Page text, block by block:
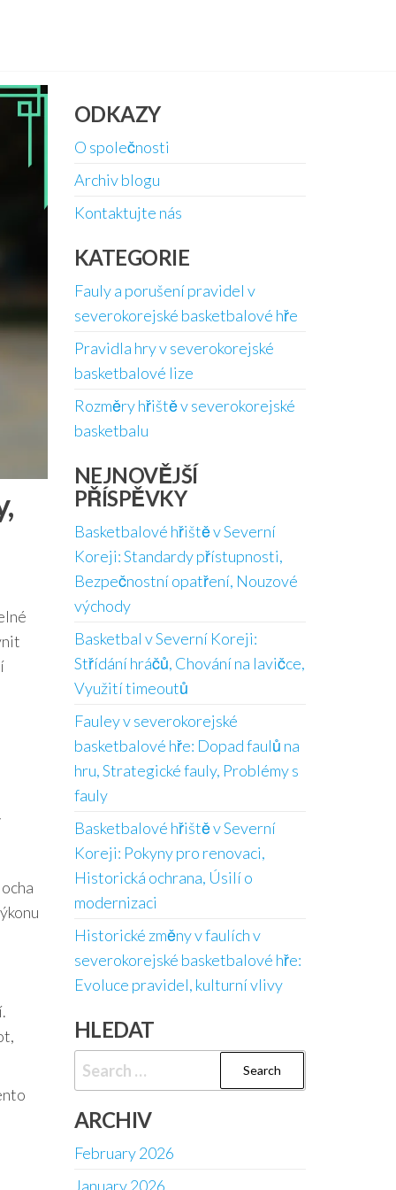
ODKAZY
O společnosti
Archiv blogu
Kontaktujte nás
KATEGORIE
Fauly a porušení pravidel v
severokorejské basketbalové hře
Pravidla hry v severokorejské
basketbalové lize
Rozměry hřiště v severokorejské
basketbalu
NEJNOVĚJŠÍ
PŘÍSPĚVKY
Basketbalové hřiště v Severní
Koreji: Standardy přístupnosti,
Bezpečnostní opatření, Nouzové
východy
Basketbal v Severní Koreji:
Střídání hráčů, Chování na lavičce,
Využití timeoutů
Fauley v severokorejské
basketbalové hře: Dopad faulů na
hru, Strategické fauly, Problémy s
fauly
Basketbalové hřiště v Severní
Koreji: Pokyny pro renovaci,
Historická ochrana, Úsilí o
modernizaci
Historické změny v faulích v
severokorejské basketbalové hře:
Evoluce pravidel, kulturní vlivy
HLEDAT
Search
for:
ARCHIV
February 2026
January 2026